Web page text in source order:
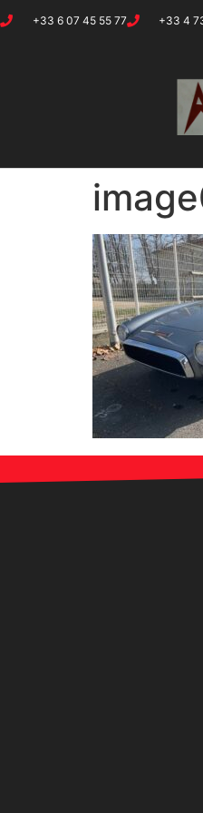
+33 6 07 45 55 77 +33 4